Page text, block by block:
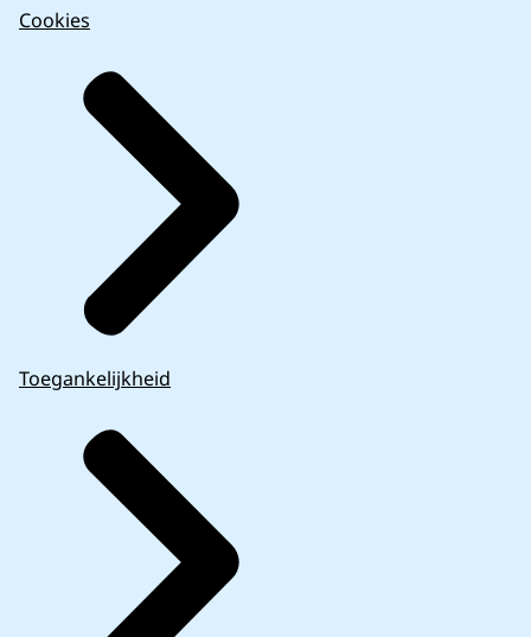
Cookies
Toegankelijkheid